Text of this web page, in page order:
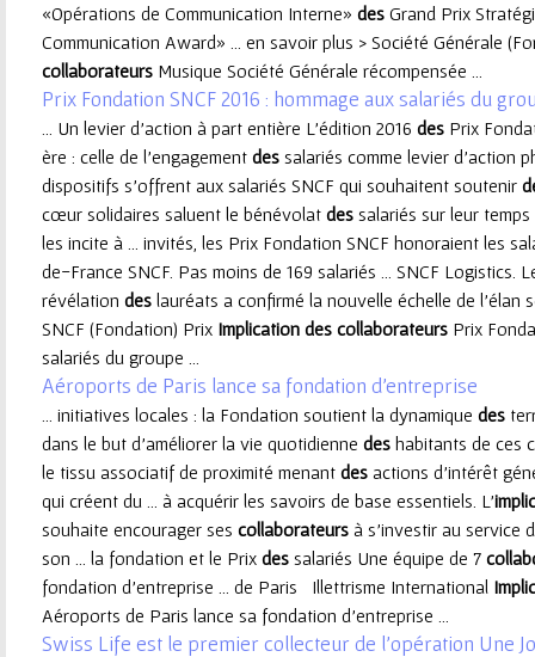
r
«Opérations de Communication Interne» des Grand Prix
Communication Award» ... en savoir plus > Société Générale
collaborateurs Musique Société Générale récompensée ...
Prix Fondation SNCF 2016 : hommage aux salariés du
... Un levier d'action à part entière L’édition 2016 des Prix
ère : celle de l’engagement des salariés comme levier d’action
dispositifs s’offrent aux salariés SNCF qui souhaitent soutenir
cœur solidaires saluent le bénévolat des salariés sur leur
les incite à ... invités, les Prix Fondation SNCF honoraient les
de-France SNCF. Pas moins de 169 salariés ... SNCF Logistics.
révélation des lauréats a confirmé la nouvelle échelle de l’élan
SNCF (Fondation) Prix Implication des collaborateurs Prix
salariés du groupe ...
Aéroports de Paris lance sa fondation d'entreprise
... initiatives locales : la Fondation soutient la dynamique des
dans le but d'améliorer la vie quotidienne des habitants de ces
le tissu associatif de proximité menant des actions d'intérêt
qui créent du ... à acquérir les savoirs de base essentiels. L'
souhaite encourager ses collaborateurs à s'investir au service
son ... la fondation et le Prix des salariés Une équipe de 7
fondation d’entreprise ... de Paris Illettrisme International
Aéroports de Paris lance sa fondation d'entreprise ...
Swiss Life est le premier collecteur de l’opération Une